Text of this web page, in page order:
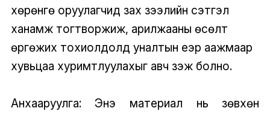
хөрөнгө оруулагчид зах зээлийн сэтгэл
ханамж тогтворжиж, арилжааны өсөлт
өргөжих тохиолдолд уналтын үеэр аажмаар
хувьцаа хуримтлуулахыг авч үзэж болно.
Анхааруулга: Энэ материал нь зөвхөн